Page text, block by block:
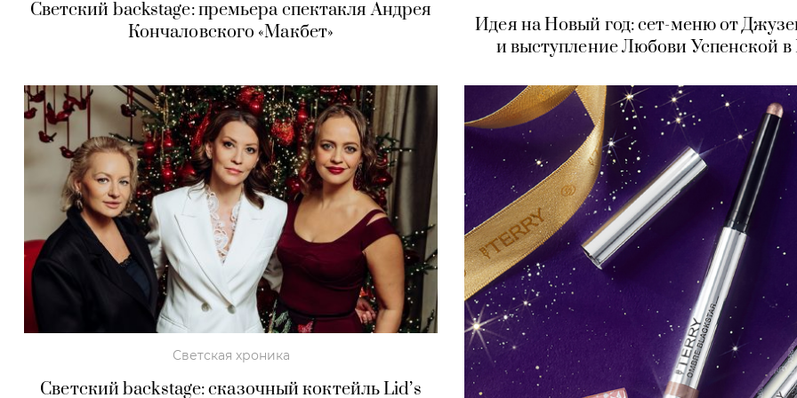
Светский backstage: премьера спектакля Андрея
Кончаловского «Макбет»
Идея на Новый год: сет-меню от
и выступление Любови Успенской в
Светская хроника
Светский backstage: сказочный коктейль Lid’s